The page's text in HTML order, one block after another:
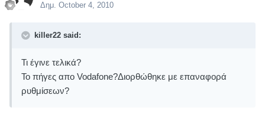
Δημ. October 4, 2010
killer22 said:
Τι έγινε τελικά?
Το πήγες απο Vodafone?Διορθώθηκε με επαναφορά
ρυθμίσεων?